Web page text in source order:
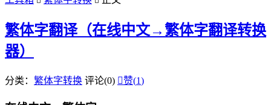
繁体字翻译（在线中文→繁体字翻译转换
器）
分类： 繁体字转换 评论(0) 赞(1)